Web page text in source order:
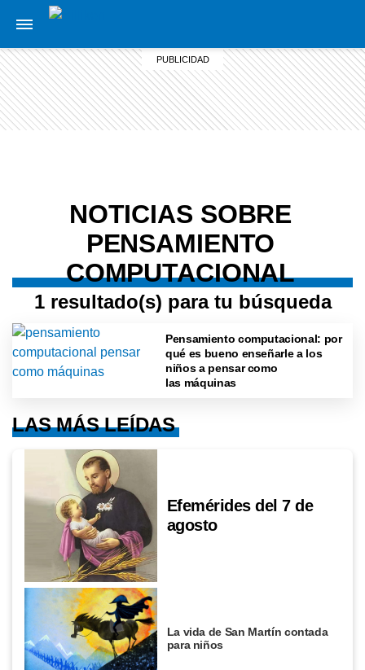
NOTICIAS SOBRE
PENSAMIENTO
COMPUTACIONAL
1 resultado(s) para tu búsqueda
Pensamiento computacional: por
qué es bueno enseñarle a los
niños a pensar como
las máquinas
LAS MÁS LEÍDAS
Efemérides del 7 de
agosto
La vida de San Martín contada
para niños